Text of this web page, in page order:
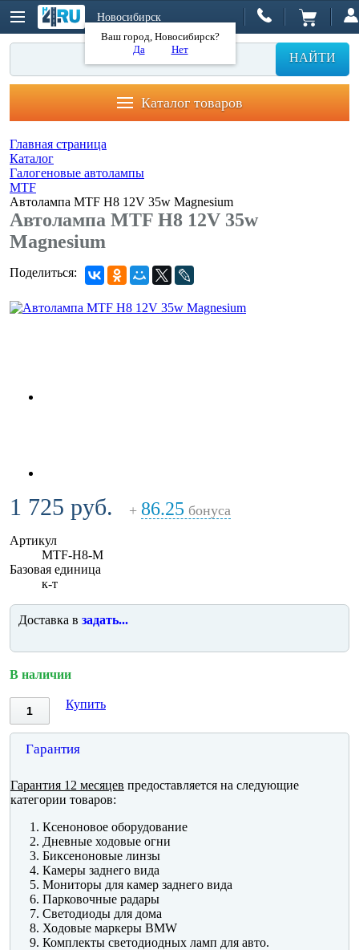
Новосибирск
Ваш город, Новосибирск?
Да
Нет
НАЙТИ
Каталог товаров
Главная страница
Каталог
Галогеновые автолампы
MTF
Автолампа MTF H8 12V 35w Magnesium
Автолампа MTF H8 12V 35w
Magnesium
Поделиться:
1 725 руб. + 86.25 бонуса
Артикул
MTF-H8-M
Базовая единица
к-т
Доставка в задать...
В наличии
Купить
Гарантия
Гарантия 12 месяцев предоставляется на следующие
категории товаров:
Ксеноновое оборудование
Дневные ходовые огни
Биксеноновые линзы
Камеры заднего вида
Мониторы для камер заднего вида
Парковочные радары
Светодиоды для дома
Ходовые маркеры BMW
Комплекты светодиодных ламп для авто.